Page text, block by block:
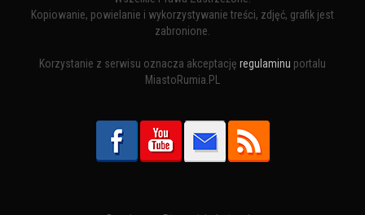
Kopiowanie, powielanie i wykorzystywanie treści, zdjęć, grafik jest
zabronione.
Korzystanie z serwisu oznacza akceptację regulaminu portalu
MiastoRumia.PL